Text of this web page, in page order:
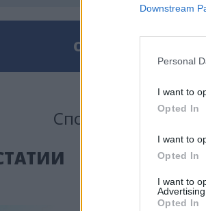
Downstream
Personal
I want to
Opted In
I want to
Opted In
I want to
Advertising.
Opted In
ОЩЕ ПО ТЕМАТА
Сподели тази